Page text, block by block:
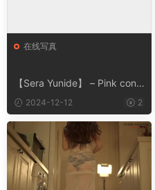
在线写真
【Sera Yunide】 – Pink conc
ept2024-12-12 2